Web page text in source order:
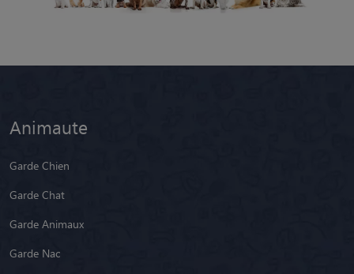
Animaute
Garde Chien
Garde Chat
Garde Animaux
Garde Nac